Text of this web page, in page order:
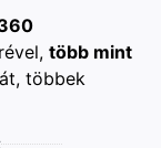
több mint
többek